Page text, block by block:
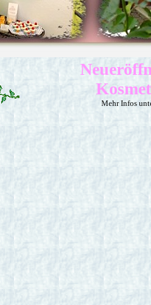
Mehr Infos